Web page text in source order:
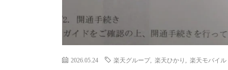
2026.05.24 楽天グループ, 楽天ひかり 楽天モバイル